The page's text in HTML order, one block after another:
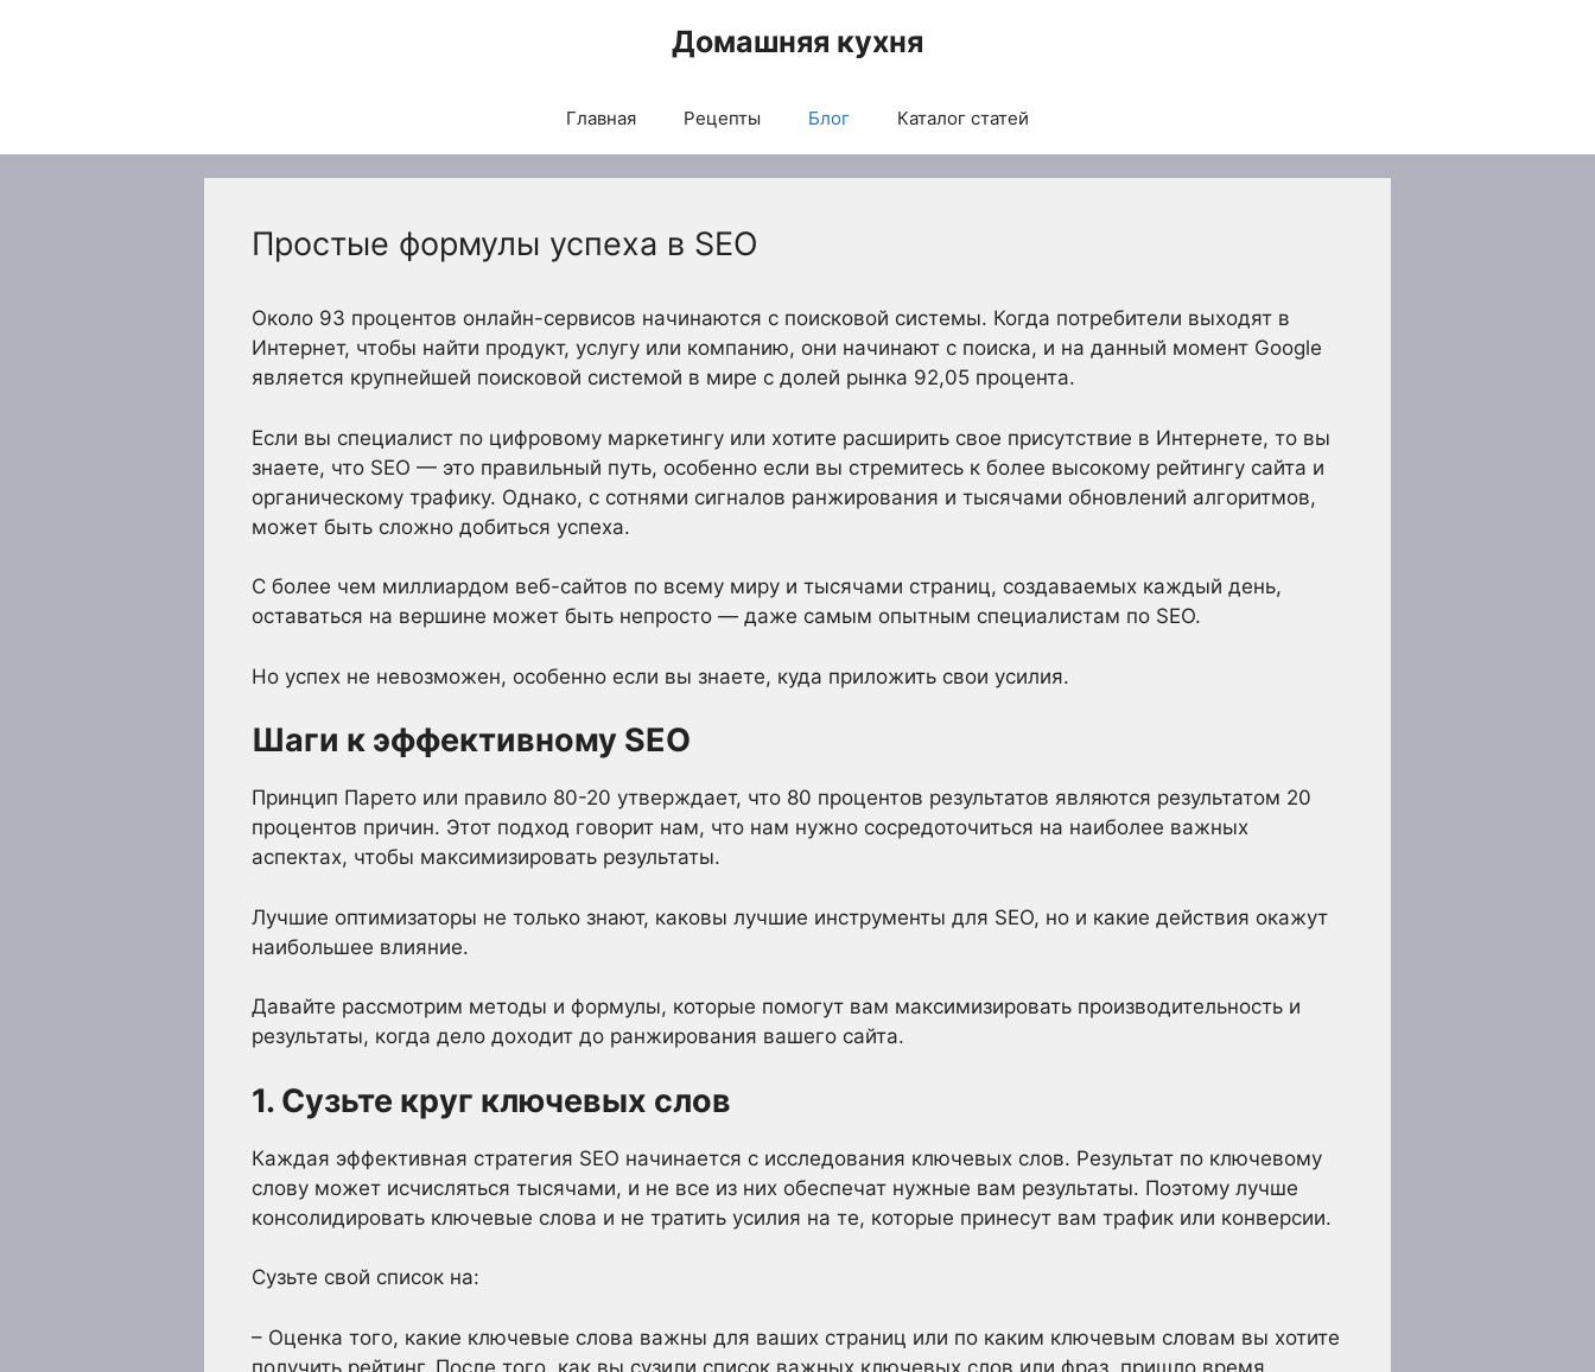
Домашняя кухня
Главная Рецепты Блог Каталог статей
Простые формулы успеха в SEO
Около 93 процентов онлайн-сервисов начинаются с поисковой системы. Когда потребители выходят в
Интернет, чтобы найти продукт, услугу или компанию, они начинают с поиска, и на данный момент Google
является крупнейшей поисковой системой в мире с долей рынка 92,05 процента.
Если вы специалист по цифровому маркетингу или хотите расширить свое присутствие в Интернете, то вы
знаете, что SEO — это правильный путь, особенно если вы стремитесь к более высокому рейтингу сайта и
органическому трафику. Однако, с сотнями сигналов ранжирования и тысячами обновлений алгоритмов,
может быть сложно добиться успеха.
С более чем миллиардом веб-сайтов по всему миру и тысячами страниц, создаваемых каждый день,
оставаться на вершине может быть непросто — даже самым опытным специалистам по SEO.
Но успех не невозможен, особенно если вы знаете, куда приложить свои усилия.
Шаги к эффективному SEO
Принцип Парето или правило 80-20 утверждает, что 80 процентов результатов являются результатом 20
процентов причин. Этот подход говорит нам, что нам нужно сосредоточиться на наиболее важных
аспектах, чтобы максимизировать результаты.
Лучшие оптимизаторы не только знают, каковы лучшие инструменты для SEO, но и какие действия окажут
наибольшее влияние.
Давайте рассмотрим методы и формулы, которые помогут вам максимизировать производительность и
результаты, когда дело доходит до ранжирования вашего сайта.
1. Сузьте круг ключевых слов
Каждая эффективная стратегия SEO начинается с исследования ключевых слов. Результат по ключевому
слову может исчисляться тысячами, и не все из них обеспечат нужные вам результаты. Поэтому лучше
консолидировать ключевые слова и не тратить усилия на те, которые принесут вам трафик или конверсии.
Сузьте свой список на:
– Оценка того, какие ключевые слова важны для ваших страниц или по каким ключевым словам вы хотите
получить рейтинг. После того, как вы сузили список важных ключевых слов или фраз, пришло время